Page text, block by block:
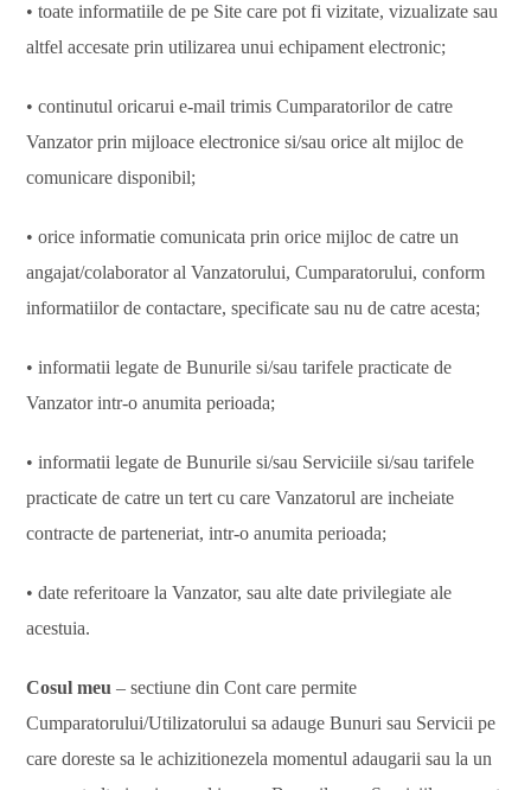
• toate informatiile de pe Site care pot fi vizitate, vizualizate sau
altfel accesate prin utilizarea unui echipament electronic;
• continutul oricarui e-mail trimis Cumparatorilor de catre
Vanzator prin mijloace electronice si/sau orice alt mijloc de
comunicare disponibil;
• orice informatie comunicata prin orice mijloc de catre un
angajat/colaborator al Vanzatorului, Cumparatorului, conform
informatiilor de contactare, specificate sau nu de catre acesta;
• informatii legate de Bunurile si/sau tarifele practicate de
Vanzator intr-o anumita perioada;
• informatii legate de Bunurile si/sau Serviciile si/sau tarifele
practicate de catre un tert cu care Vanzatorul are incheiate
contracte de parteneriat, intr-o anumita perioada;
• date referitoare la Vanzator, sau alte date privilegiate ale
acestuia.
Cosul meu – sectiune din Cont care permite
Cumparatorului/Utilizatorului sa adauge Bunuri sau Servicii pe
care doreste sa le achizitionezela momentul adaugarii sau la un